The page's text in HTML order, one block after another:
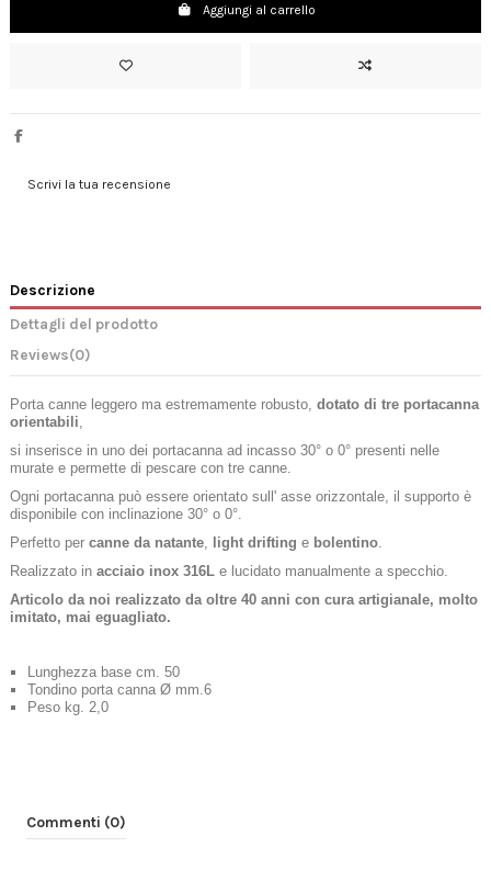
Aggiungi al carrello
Scrivi la tua recensione
Descrizione
Dettagli del prodotto
Reviews(0)
Porta canne leggero ma estremamente robusto, dotato di tre portacanna
orientabili,
si inserisce in uno dei portacanna ad incasso 30° o 0° presenti nelle
murate e permette di pescare con tre canne.
Ogni portacanna può essere orientato sull' asse orizzontale, il supporto è
disponibile con inclinazione 30° o 0°.
Perfetto per canne da natante, light drifting e bolentino.
Realizzato in acciaio inox 316L e lucidato manualmente a specchio.
Articolo da noi realizzato da oltre 40 anni con cura artigianale, molto
imitato, mai eguagliato.
Lunghezza base cm. 50
Tondino porta canna Ø mm.6
Peso kg. 2,0
Commenti (0)